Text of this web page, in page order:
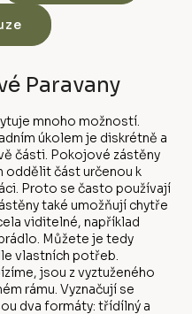
Paravany
mnoho možností.
úkolem je diskrétně a
části. Pokojové zástěny
oddělit část určenou k
Proto se často používají
také umožňují chytře
viditelné, například
Můžete je tedy
vlastních potřeb.
jsou z vyztuženého
rámu. Vyznačují se
dva formáty: třídílný a